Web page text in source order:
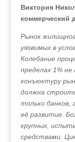
Виктория
коммерческий
Рынок
уязвимых в
Колебание
пределах 1%
конъюктуру
должна
только банков,
её развитие.
крупных,
средствами.